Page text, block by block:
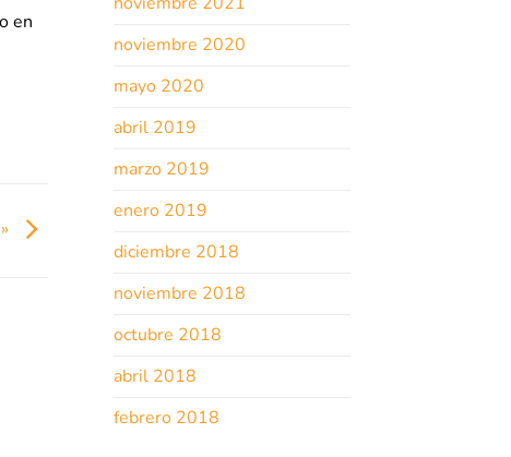
en
noviembre 2020
mayo 2020
abril 2019
marzo 2019
enero 2019
diciembre 2018
noviembre 2018
octubre 2018
abril 2018
febrero 2018